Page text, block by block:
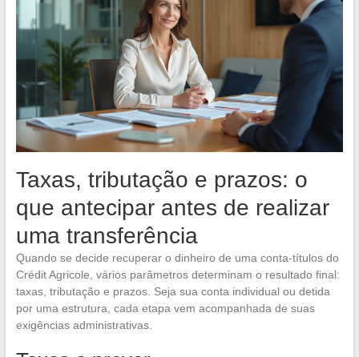
Taxas, tributação e prazos: o
que antecipar antes de realizar
uma transferência
Quando se decide recuperar o dinheiro de uma conta-títulos do
Crédit Agricole, vários parâmetros determinam o resultado final:
taxas, tributação e prazos. Seja sua conta individual ou detida
por uma estrutura, cada etapa vem acompanhada de suas
exigências administrativas.